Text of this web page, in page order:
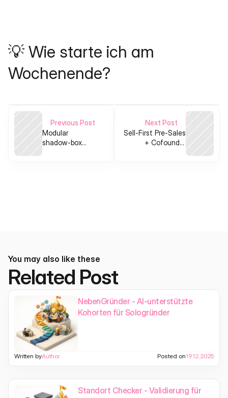
💡 Wie starte ich am
Wochenende?
Previous Post
Modular
shadow-box
Next Post
Sell‑First Pre‑Sales
+ Cofounder
You may also like these
Related Post
NebenGründer - AI-unterstützte
Kohorten für Sologründer
Written byAuthor Posted on19.12.2025
Standort Checker - Validierung für